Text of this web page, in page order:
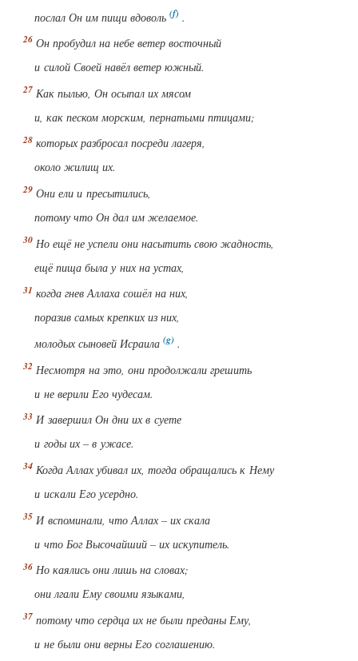
послал Он им пищи вдоволь
.
Он пробудил на небе ветер восточный
и силой Своей навёл ветер южный.
Как пылью, Он осыпал их мясом
и, как песком морским, пернатыми птицами;
которых разбросал посреди лагеря,
около жилищ их.
Они ели и пресытились,
потому что Он дал им желаемое.
Но ещё не успели они насытить свою жадность,
ещё пища была у них на устах,
когда гнев Аллаха сошёл на них,
поразив самых крепких из них,
молодых сыновей Исраила
.
Несмотря на это, они продолжали грешить
и не верили Его чудесам.
И завершил Он дни их в суете
и годы их – в ужасе.
Когда Аллах убивал их, тогда обращались к Нему
и искали Его усердно.
И вспоминали, что Аллах – их скала
и что Бог Высочайший – их искупитель.
Но каялись они лишь на словах;
они лгали Ему своими языками,
потому что сердца их не были преданы Ему,
и не были они верны Его соглашению.